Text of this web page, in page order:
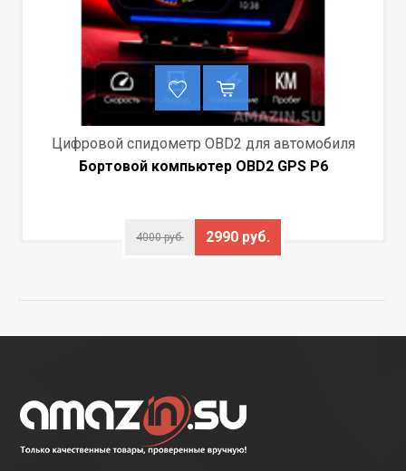
Цифровой спидометр OBD2 для автомобиля
Бортовой компьютер OBD2 GPS P6
4000 руб. 2990 руб.